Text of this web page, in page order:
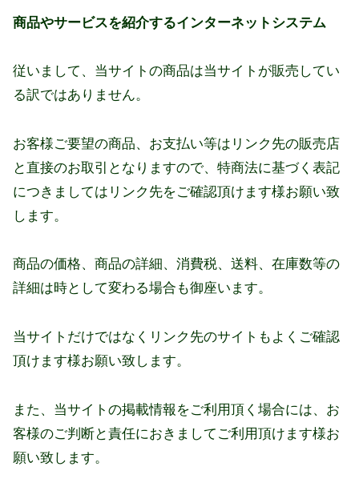
商品やサービスを紹介するインターネットシステム
従いまして、当サイトの商品は当サイトが販売してい
る訳ではありません。
お客様ご要望の商品、お支払い等はリンク先の販売店
と直接のお取引となりますので、特商法に基づく表記
につきましてはリンク先をご確認頂けます様お願い致
します。
商品の価格、商品の詳細、消費税、送料、在庫数等の
詳細は時として変わる場合も御座います。
当サイトだけではなくリンク先のサイトもよくご確認
頂けます様お願い致します。
また、当サイトの掲載情報をご利用頂く場合には、お
客様のご判断と責任におきましてご利用頂けます様お
願い致します。